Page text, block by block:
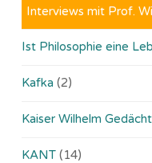
Interviews mit Prof.
Ist Philosophie eine
Kafka (2)
Kaiser Wilhelm
KANT (14)